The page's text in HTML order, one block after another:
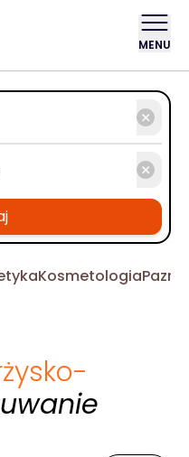
MENU
Kosmetologia